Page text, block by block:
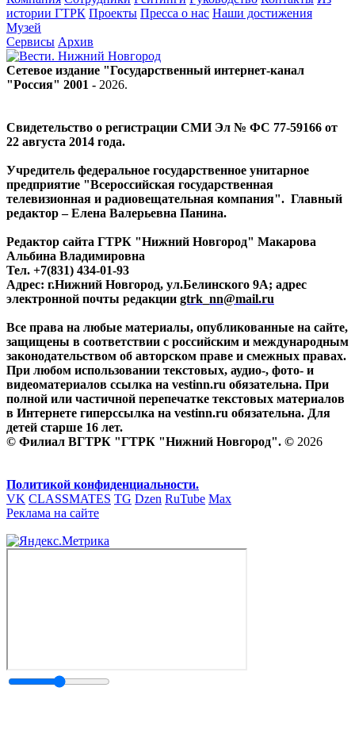
истории ГТРК Проекты Пресса о нас Наши достижения
Музей
Сервисы Архив
Сетевое издание "Государственный интернет-канал
"Россия" 2001 - 2026.
Свидетельство о регистрации СМИ Эл № ФС 77-59166 от
22 августа 2014 года.
Учредитель федеральное государственное унитарное
предприятие "Всероссийская государственная
телевизионная и радиовещательная компания". Главный
редактор – Елена Валерьевна Панина.
Редактор сайта ГТРК "Нижний Новгород" Макарова
Альбина Владимировна
Тел. +7(831) 434-01-93
Адрес: г.Нижний Новгород, ул.Белинского 9А; адрес
электронной почты редакции gtrk_nn@mail.ru
Все права на любые материалы, опубликованные на сайте,
защищены в соответствии с российским и международным
законодательством об авторском праве и смежных правах.
При любом использовании текстовых, аудио-, фото- и
видеоматериалов ссылка на vestinn.ru обязательна. При
полной или частичной перепечатке текстовых материалов
в Интернете гиперссылка на vestinn.ru обязательна. Для
детей старше 16 лет.
© Филиал ВГТРК "ГТРК "Нижний Новгород". © 2026
Политикой конфиденциальности.
VK CLASSMATES TG Dzen RuTube Max
Реклама на сайте